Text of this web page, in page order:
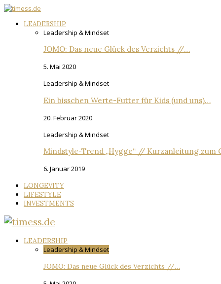
LEADERSHIP
Leadership & Mindset
JOMO: Das neue Glück des Verzichts //…
5. Mai 2020
Leadership & Mindset
Ein bisschen Werte-Futter für Kids (und uns)…
20. Februar 2020
Leadership & Mindset
Mindstyle-Trend „Hygge“ // Kurzanleitung zum
6. Januar 2019
LONGEVITY
LIFESTYLE
INVESTMENTS
LEADERSHIP
Leadership & Mindset
JOMO: Das neue Glück des Verzichts //…